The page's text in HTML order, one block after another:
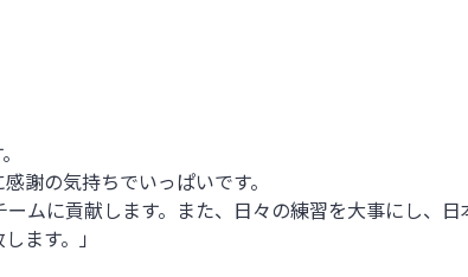
謝の気持ちでいっぱいです。
ムに貢献します。また、日々の練習を大事にし、
ます。」